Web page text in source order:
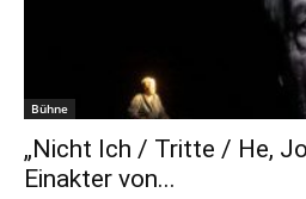
Bühne
„Nicht Ich / Tritte / He,
Einakter von...